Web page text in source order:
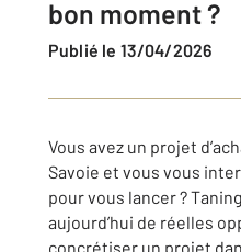
bon moment ?
Publié le 13/04/2026
Vous avez un projet
Savoie et vous vous
pour vous lancer ?
aujourd’hui de réelles
concrétiser un projet